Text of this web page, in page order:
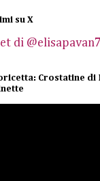
su X
di
Crostatine di